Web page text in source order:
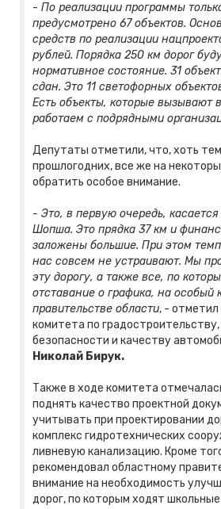
- По реализации программы
предусмотрено 67 объектов.
средств по реализации
рублей. Порядка 250 км дорог
нормативное состояние. 31
сдан. Это 11 светофорных
Есть объекты, которые вызывают
работаем с подрядными
Депутаты отметили, что, хоть
прошлогодних, все же на
обратить особое внимание.
- Это, в первую очередь,
Шопша. Это прядка 37 км и
заложены большие. При этом
нас совсем не устраивают. Мы
эту дорогу, а также все, по
отставание о графика, на особый
правительстве области, -
комитета по
безопасности и качеству
Николай Бирук.
Также в ходе комитета
поднять качество проектной
учитывать при проектировании
комплекс гидротехнических
ливневую канализацию. Кроме
рекомендовал областному
внимание на необходимость
дорог, по которым ходят